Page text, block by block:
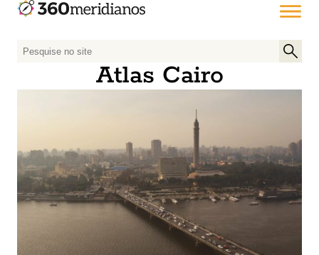
P
s
a
r
p
Atlas Cairo